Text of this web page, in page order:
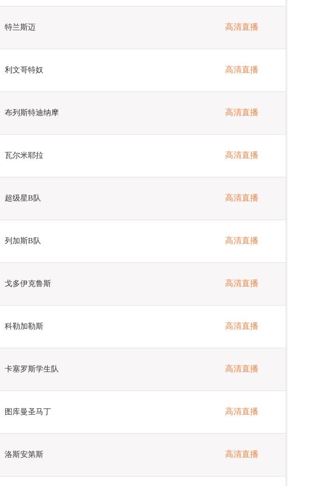
特兰斯迈 高清直播
利文哥特奴 高清直播
布列斯特迪纳摩 高清直播
瓦尔米耶拉 高清直播
超级星B队 高清直播
列加斯B队 高清直播
戈多伊克鲁斯 高清直播
科勒加勒斯 高清直播
卡塞罗斯学生队 高清直播
图库曼圣马丁 高清直播
洛斯安第斯 高清直播